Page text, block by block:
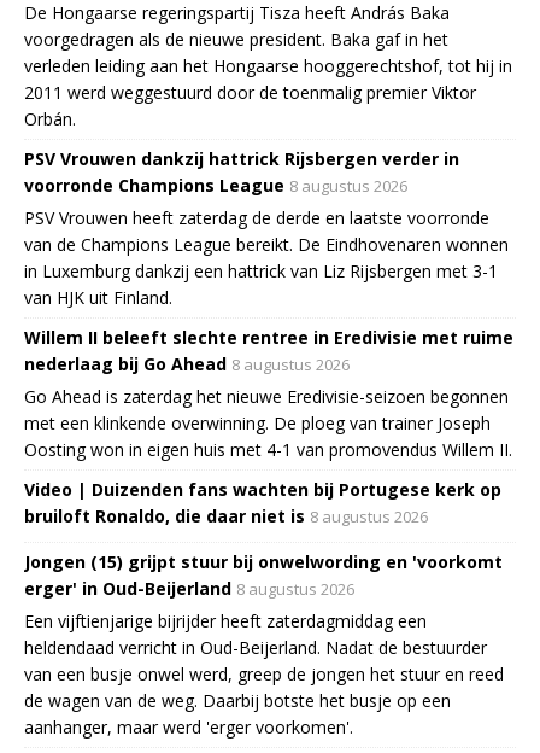
De Hongaarse regeringspartij Tisza heeft András Baka
voorgedragen als de nieuwe president. Baka gaf in het
verleden leiding aan het Hongaarse hooggerechtshof, tot hij in
2011 werd weggestuurd door de toenmalig premier Viktor
Orbán.
PSV Vrouwen dankzij hattrick Rijsbergen verder in
voorronde Champions League 8 augustus 2026
PSV Vrouwen heeft zaterdag de derde en laatste voorronde
van de Champions League bereikt. De Eindhovenaren wonnen
in Luxemburg dankzij een hattrick van Liz Rijsbergen met 3-1
van HJK uit Finland.
Willem II beleeft slechte rentree in Eredivisie met ruime
nederlaag bij Go Ahead 8 augustus 2026
Go Ahead is zaterdag het nieuwe Eredivisie-seizoen begonnen
met een klinkende overwinning. De ploeg van trainer Joseph
Oosting won in eigen huis met 4-1 van promovendus Willem II.
Video | Duizenden fans wachten bij Portugese kerk op
bruiloft Ronaldo, die daar niet is 8 augustus 2026
Jongen (15) grijpt stuur bij onwelwording en 'voorkomt
erger' in Oud-Beijerland 8 augustus 2026
Een vijftienjarige bijrijder heeft zaterdagmiddag een
heldendaad verricht in Oud-Beijerland. Nadat de bestuurder
van een busje onwel werd, greep de jongen het stuur en reed
de wagen van de weg. Daarbij botste het busje op een
aanhanger, maar werd 'erger voorkomen'.